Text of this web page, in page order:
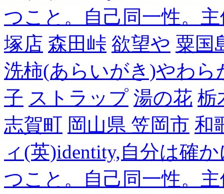
つこと。自己同一性。
塚店 森田峠 欲望や 粟国
洗柿(あらいがき)やわ
子 ストラップ 湯の花 栃
志賀町 岡山県 笠岡市 和
ィ(英)identity,自分は確
つこと。自己同一性。